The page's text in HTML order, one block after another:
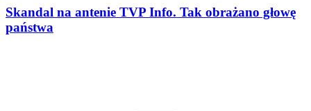
Skandal na antenie TVP Info. Tak obrażano głowę
państwa